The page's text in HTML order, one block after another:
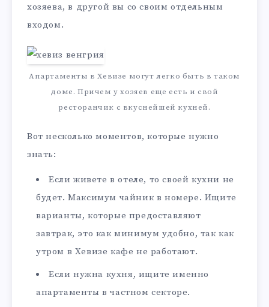
хозяева, в другой вы со своим отдельным
входом.
Апартаменты в Хевизе могут легко быть в таком
доме. Причем у хозяев еще есть и свой
ресторанчик с вкуснейшей кухней.
Вот несколько моментов, которые нужно
знать:
Если живете в отеле, то своей кухни не
будет. Максимум чайник в номере. Ищите
варианты, которые предоставляют
завтрак, это как минимум удобно, так как
утром в Хевизе кафе не работают.
Если нужна кухня, ищите именно
апартаменты в частном секторе.